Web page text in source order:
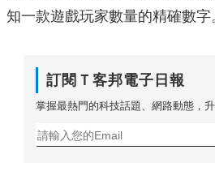
知一款遊戲玩家數量的精確數字
訂閱Ｔ客邦電子日報
掌握最熱門的科技話題、網路動態，